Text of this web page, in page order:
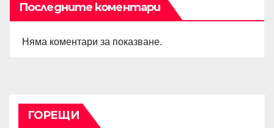
Последните коментари
Няма коментари за показване.
ГОРЕЩИ